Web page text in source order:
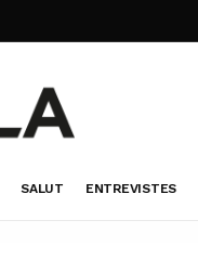
SALUT ENTREVISTES